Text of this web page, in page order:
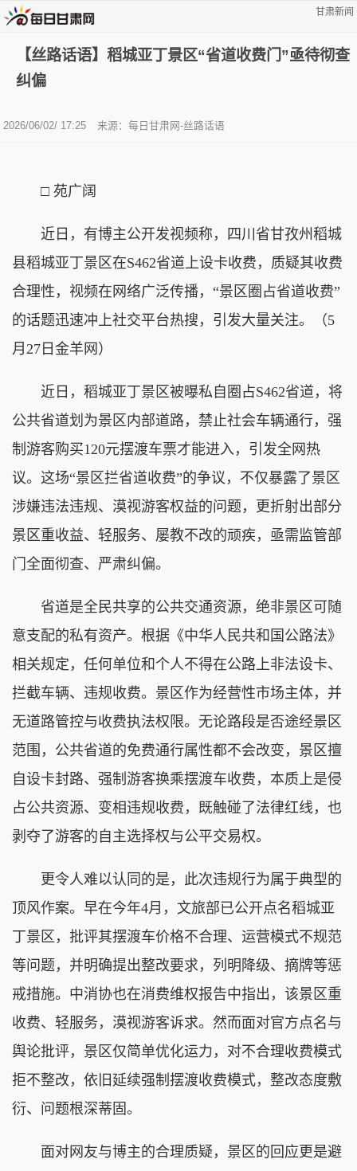
甘肃新闻
【丝路话语】稻城亚丁景区“省道收费门”亟待彻查
纠偏
2026/06/02/ 17:25 来源： 每日甘肃网-丝路话语
□ 苑广阔
近日，有博主公开发视频称，四川省甘孜州稻城
县稻城亚丁景区在S462省道上设卡收费，质疑其收费
合理性，视频在网络广泛传播，“景区圈占省道收费”
的话题迅速冲上社交平台热搜，引发大量关注。（5
月27日金羊网）
近日，稻城亚丁景区被曝私自圈占S462省道，将
公共省道划为景区内部道路，禁止社会车辆通行，强
制游客购买120元摆渡车票才能进入，引发全网热
议。这场“景区拦省道收费”的争议，不仅暴露了景区
涉嫌违法违规、漠视游客权益的问题，更折射出部分
景区重收益、轻服务、屡教不改的顽疾，亟需监管部
门全面彻查、严肃纠偏。
省道是全民共享的公共交通资源，绝非景区可随
意支配的私有资产。根据《中华人民共和国公路法》
相关规定，任何单位和个人不得在公路上非法设卡、
拦截车辆、违规收费。景区作为经营性市场主体，并
无道路管控与收费执法权限。无论路段是否途经景区
范围，公共省道的免费通行属性都不会改变，景区擅
自设卡封路、强制游客换乘摆渡车收费，本质上是侵
占公共资源、变相违规收费，既触碰了法律红线，也
剥夺了游客的自主选择权与公平交易权。
更令人难以认同的是，此次违规行为属于典型的
顶风作案。早在今年4月，文旅部已公开点名稻城亚
丁景区，批评其摆渡车价格不合理、运营模式不规范
等问题，并明确提出整改要求，列明降级、摘牌等惩
戒措施。中消协也在消费维权报告中指出，该景区重
收费、轻服务，漠视游客诉求。然而面对官方点名与
舆论批评，景区仅简单优化运力，对不合理收费模式
拒不整改，依旧延续强制摆渡收费模式，整改态度敷
衍、问题根深蒂固。
面对网友与博主的合理质疑，景区的回应更是避